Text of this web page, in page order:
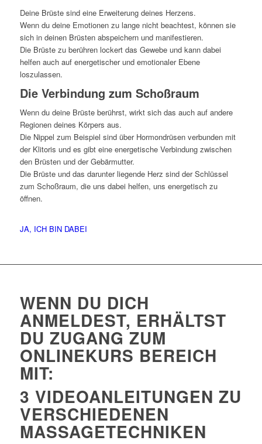
Deine Brüste sind eine Erweiterung deines Herzens.
Wenn du deine Emotionen zu lange nicht beachtest, können sie
sich in deinen Brüsten abspeichern und manifestieren.
Die Brüste zu berühren lockert das Gewebe und kann dabei
helfen auch auf energetischer und emotionaler Ebene
loszulassen.
Die Verbindung zum Schoßraum
Wenn du deine Brüste berührst, wirkt sich das auch auf andere
Regionen deines Körpers aus.
Die Nippel zum Beispiel sind über Hormondrüsen verbunden mit
der Klitoris und es gibt eine energetische Verbindung zwischen
den Brüsten und der Gebärmutter.
Die Brüste und das darunter liegende Herz sind der Schlüssel
zum Schoßraum, die uns dabei helfen, uns energetisch zu
öffnen.
JA, ICH BIN DABEI
WENN DU DICH
ANMELDEST, ERHÄLTST
DU ZUGANG ZUM
ONLINEKURS BEREICH
MIT:
3 VIDEOANLEITUNGEN ZU
VERSCHIEDENEN
MASSAGETECHNIKEN